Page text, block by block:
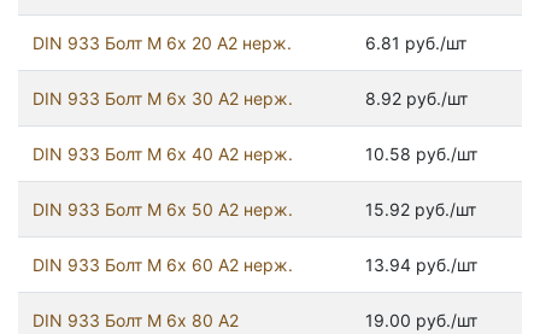
DIN 933 Болт М 6х 20 А2 нерж. 6.81 руб./шт
DIN 933 Болт М 6х 30 А2 нерж. 8.92 руб./шт
DIN 933 Болт М 6х 40 А2 нерж. 10.58 руб./шт
DIN 933 Болт М 6х 50 А2 нерж. 15.92 руб./шт
DIN 933 Болт М 6х 60 А2 нерж. 13.94 руб./шт
DIN 933 Болт М 6х 80 А2 19.00 руб./шт